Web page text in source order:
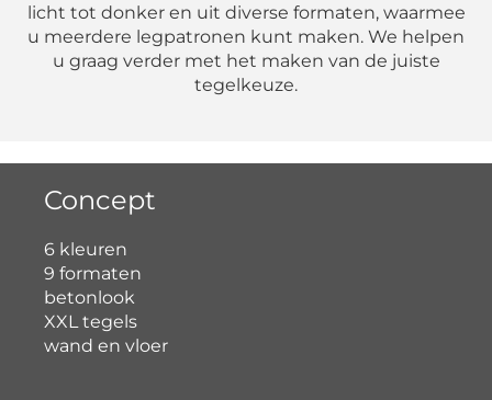
licht tot donker en uit diverse formaten, waarmee
u meerdere legpatronen kunt maken. We helpen
u graag verder met het maken van de juiste
tegelkeuze.
Concept
6 kleuren
9 formaten
betonlook
XXL tegels
wand en vloer